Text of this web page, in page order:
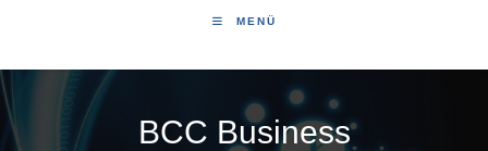
MENÜ
BCC Business